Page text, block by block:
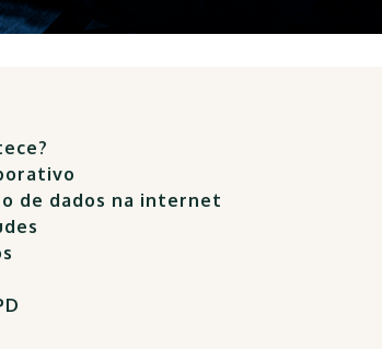
de dados na internet